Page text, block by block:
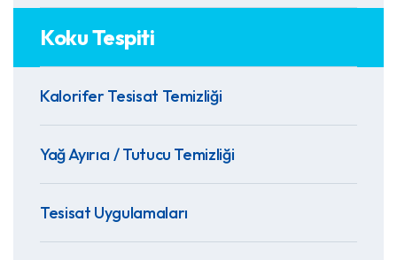
Koku Tespiti
Kalorifer Tesisat Temizliği
Yağ Ayırıcı / Tutucu Temizliği
Tesisat Uygulamaları